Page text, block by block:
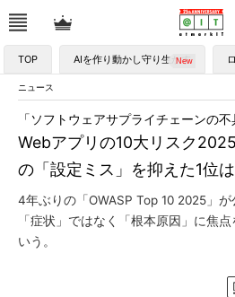
TOP AIを作り動かし守り生かす
ニュース
Webアプリの10大リスク
の「設定ミス」を抑えた1位は
「ソフトウェアサプライチェーンの
4年ぶりの「OWASP Top 10 2025」
「症状」ではなく「根本原因」に焦
いう。